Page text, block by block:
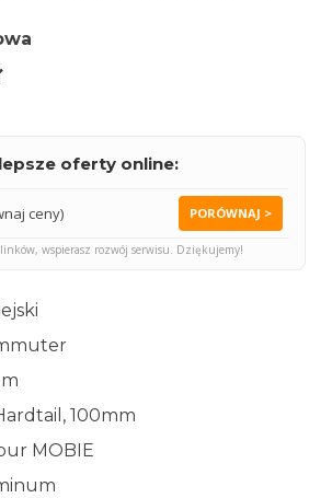
oferty online:
ceny) PORÓWNAJ >
wspierasz rozwój serwisu. Dziękujemy!
100mm
MOBIE